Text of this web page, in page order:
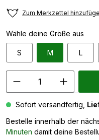
Zum Merkzettel
Wähle deine Größe aus
S M L
Sofort versandfertig,
Bestelle innerhalb der
Minuten damit deine